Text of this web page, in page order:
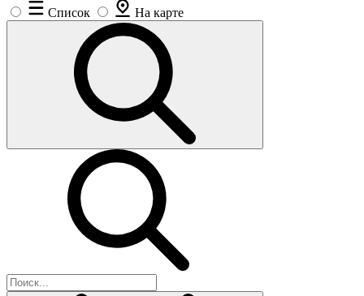
Список На карте